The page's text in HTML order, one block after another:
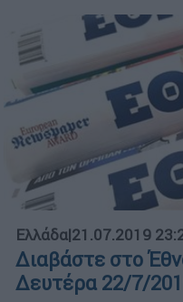
Ελλάδα|21.07.2019
Διαβάστε στο
Δευτέρα 22/7/